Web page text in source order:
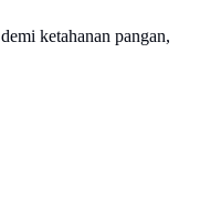
ketahanan pangan,